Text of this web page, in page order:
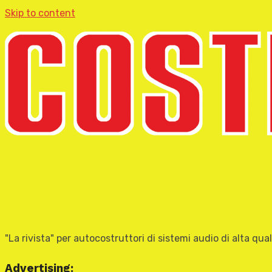
Skip to content
"La rivista" per autocostruttori di sistemi audio di alta
Advertising: